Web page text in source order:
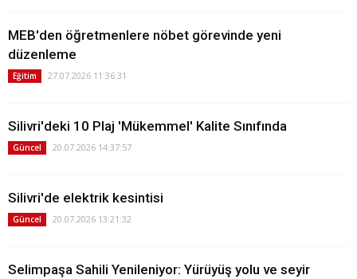
MEB'den öğretmenlere nöbet görevinde yeni
düzenleme
Eğitim 27.07.2026 11:36:31
Silivri'deki 10 Plaj 'Mükemmel' Kalite Sınıfında
Güncel 20.07.2026 14:37:57
Silivri'de elektrik kesintisi
Güncel 20.07.2026 13:21:32
Selimpaşa Sahili Yenileniyor: Yürüyüş yolu ve seyir